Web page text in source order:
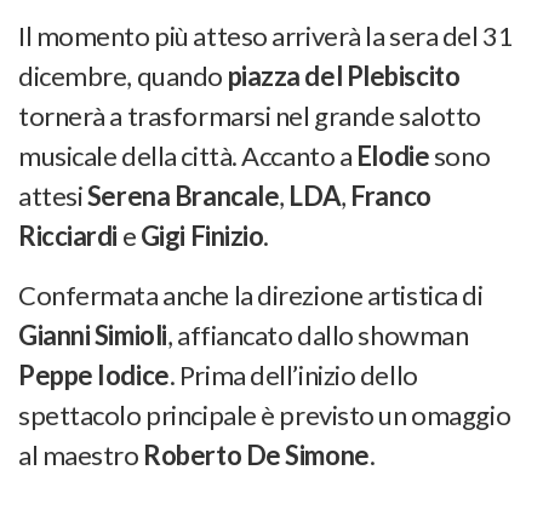
Il momento più atteso arriverà la sera del 31
dicembre, quando piazza del Plebiscito
tornerà a trasformarsi nel grande salotto
musicale della città. Accanto a Elodiesono
attesiSerena Brancale, LDA, Franco
Ricciardi eGigi Finizio.
Confermata anche la direzione artistica di
Gianni Simioli, affiancato dallo showman
Peppe Iodice. Prima dell’inizio dello
spettacolo principale è previsto un omaggio
al maestro Roberto De Simone.